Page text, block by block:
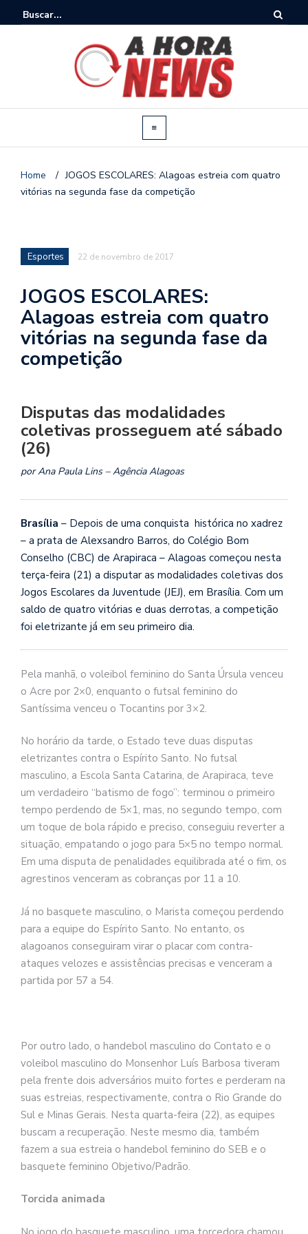
Home / JOGOS ESCOLARES: Alagoas estreia com quatro
vitórias na segunda fase da competição
Esportes 22 de novembro de 2017
JOGOS ESCOLARES:
Alagoas estreia com quatro
vitórias na segunda fase da
competição
Disputas das modalidades
coletivas prosseguem até sábado
(26)
por Ana Paula Lins – Agência Alagoas
Brasília – Depois de uma conquista histórica no xadrez
– a prata de Alexsandro Barros, do Colégio Bom
Conselho (CBC) de Arapiraca – Alagoas começou nesta
terça-feira (21) a disputar as modalidades coletivas dos
Jogos Escolares da Juventude (JEJ), em Brasília. Com um
saldo de quatro vitórias e duas derrotas, a competição
foi eletrizante já em seu primeiro dia.
Pela manhã, o voleibol feminino do Santa Úrsula venceu
o Acre por 2×0, enquanto o futsal feminino do
Santíssima venceu o Tocantins por 3×2.
No horário da tarde, o Estado teve duas disputas
eletrizantes contra o Espírito Santo. No futsal
masculino, a Escola Santa Catarina, de Arapiraca, teve
um verdadeiro “batismo de fogo”: terminou o primeiro
tempo perdendo de 5×1, mas, no segundo tempo, com
um toque de bola rápido e preciso, conseguiu reverter a
situação, empatando o jogo para 5×5 no tempo normal.
Em uma disputa de penalidades equilibrada até o fim, os
agrestinos venceram as cobranças por 11 a 10.
Já no basquete masculino, o Marista começou perdendo
para a equipe do Espírito Santo. No entanto, os
alagoanos conseguiram virar o placar com contra-
ataques velozes e assistências precisas e venceram a
partida por 57 a 54.
Por outro lado, o handebol masculino do Contato e o
voleibol masculino do Monsenhor Luís Barbosa tiveram
pela frente dois adversários muito fortes e perderam na
suas estreias, respectivamente, contra o Rio Grande do
Sul e Minas Gerais. Nesta quarta-feira (22), as equipes
buscam a recuperação. Neste mesmo dia, também
fazem a sua estreia o handebol feminino do SEB e o
basquete feminino Objetivo/Padrão.
Torcida animada